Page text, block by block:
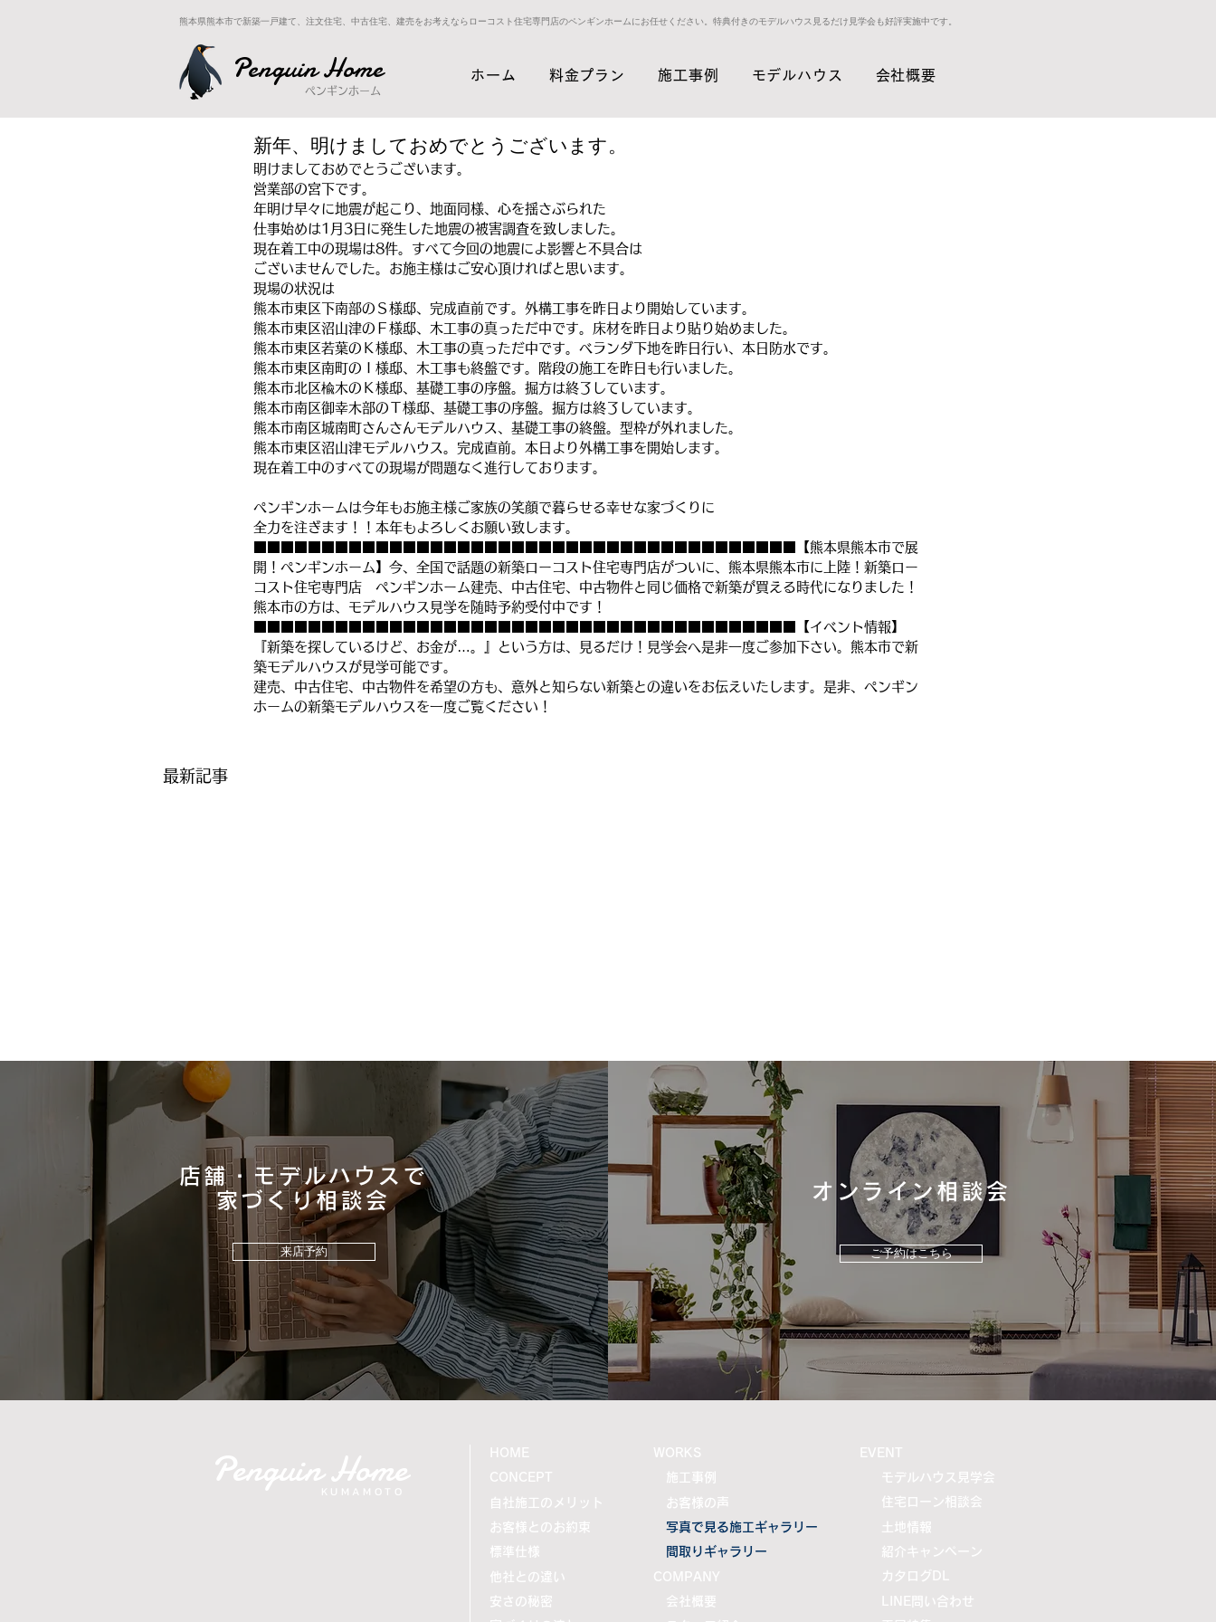
熊本県熊本市で新築一戸建て、注文住宅、中古住宅、建売をお考えならローコスト住宅専門店のペンギンホームにお任せください。特典付きのモデルハウス見るだけ見学会も好評実施中です。
Penguin Home
ペンギンホーム
ホーム 料金プラン 施工事例 モデルハウス 会社概要
新年、明けましておめでとうございます。
明けましておめでとうございます。
営業部の宮下です。
年明け早々に地震が起こり、地面同様、心を揺さぶられた
仕事始めは1月3日に発生した地震の被害調査を致しました。
現在着工中の現場は8件。すべて今回の地震によ影響と不具合は
ございませんでした。お施主様はご安心頂ければと思います。
現場の状況は
熊本市東区下南部のＳ様邸、完成直前です。外構工事を昨日より開始しています。
熊本市東区沼山津のＦ様邸、木工事の真っただ中です。床材を昨日より貼り始めました。
熊本市東区若葉のＫ様邸、木工事の真っただ中です。ベランダ下地を昨日行い、本日防水です。
熊本市東区南町のＩ様邸、木工事も終盤です。階段の施工を昨日も行いました。
熊本市北区楡木のＫ様邸、基礎工事の序盤。掘方は終了しています。
熊本市南区御幸木部のＴ様邸、基礎工事の序盤。掘方は終了しています。
熊本市南区城南町さんさんモデルハウス、基礎工事の終盤。型枠が外れました。
熊本市東区沼山津モデルハウス。完成直前。本日より外構工事を開始します。
現在着工中のすべての現場が問題なく進行しております。
ペンギンホームは今年もお施主様ご家族の笑顔で暮らせる幸せな家づくりに
全力を注ぎます！！本年もよろしくお願い致します。
■■■■■■■■■■■■■■■■■■■■■■■■■■■■■■■■■■■■■■■■【熊本県熊本市で展
開！ペンギンホーム】今、全国で話題の新築ローコスト住宅専門店がついに、熊本県熊本市に上陸！新築ロー
コスト住宅専門店　ペンギンホーム建売、中古住宅、中古物件と同じ価格で新築が買える時代になりました！
熊本市の方は、モデルハウス見学を随時予約受付中です！
■■■■■■■■■■■■■■■■■■■■■■■■■■■■■■■■■■■■■■■■【イベント情報】
『新築を探しているけど、お金が…。』という方は、見るだけ！見学会へ是非一度ご参加下さい。熊本市で新
築モデルハウスが見学可能です。
建売、中古住宅、中古物件を希望の方も、意外と知らない新築との違いをお伝えいたします。是非、ペンギン
ホームの新築モデルハウスを一度ご覧ください！
最新記事
ウッドデッキのご提案！
このたびの地震で被災された
皆さまへ
このたびの地震により、お亡くな
りになられた方々に謹んで追悼の
意を表しますとともに、ご遺族の
皆さまへ心よりお悔やみ申し上げ
ます。 また、被災された皆さ
ま、不安な日々を過ごされている
皆さまに、心よりお見舞い申し上
げます。 私たち熊本で住まいづ
くりに携わる企業として、この災
害を決して他人事とは考えており
ません。一日も早く安心した生活
を取り戻せるよう、被災地の復
旧・復興を心よりお祈り申し上げ
ます。 住まい
熊本地震で被災された皆様へ
このたびの地震により被災された
皆様に、 心よりお見舞い申し上
げます。 弊社では、社員、協力
業者の安全を確保しながら これ
までお住まいづくりをお任せいた
だいたOB様を 優先に安全確認、
応急対応を順次おこなっておりま
す。 地域の工務店として、少し
でも皆様のお力になれるよう 社
員、協力業者一同、全力で取り組
んでまいります。 また、被災さ
れた皆様におかれましては、 罹
災証明書の取得、被害箇所の写真
撮影、
店舗・モデルハウスで
​家づくり相談会
来店予約
オンライン相談会
ご予約はこちら
Penguin Home
KUMAMOTO
HOME
CONCEPT
自社施工のメリット
お客様とのお約束
標準仕様
他社との違い
安さの秘密
WORKS
施工事例
お客様の声
写真で見る施工ギャラリー
間取りギャラリー
COMPANY
会社概要
​EVENT
モデルハウス見学会
住宅ローン相談会
土地情報
紹介キャンペーン
カタログDL
LINE問い合わせ